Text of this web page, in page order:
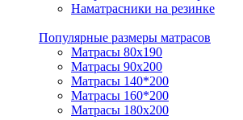
Наматрасники на резинке
Популярные размеры матрасов
Матрасы 80x190
Матрасы 90x200
Матрасы 140*200
Матрасы 160*200
Матрасы 180x200